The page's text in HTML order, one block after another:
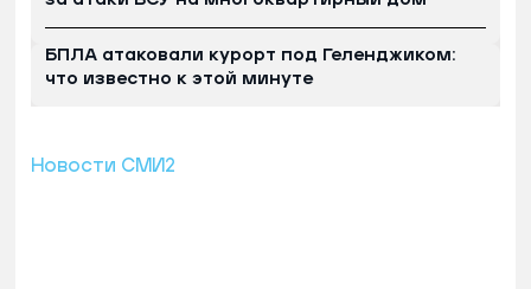
БПЛА атаковали курорт под Геленджиком:
что известно к этой минуте
Новости СМИ2